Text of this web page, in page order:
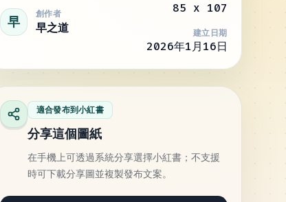
早
創作者
早之道
85 x 107
建立日期
2026年1月16日
適合發布到小紅書
分享這個圖紙
在手機上可透過系統分享選擇小紅書；不支援
時可下載分享圖並複製發布文案。